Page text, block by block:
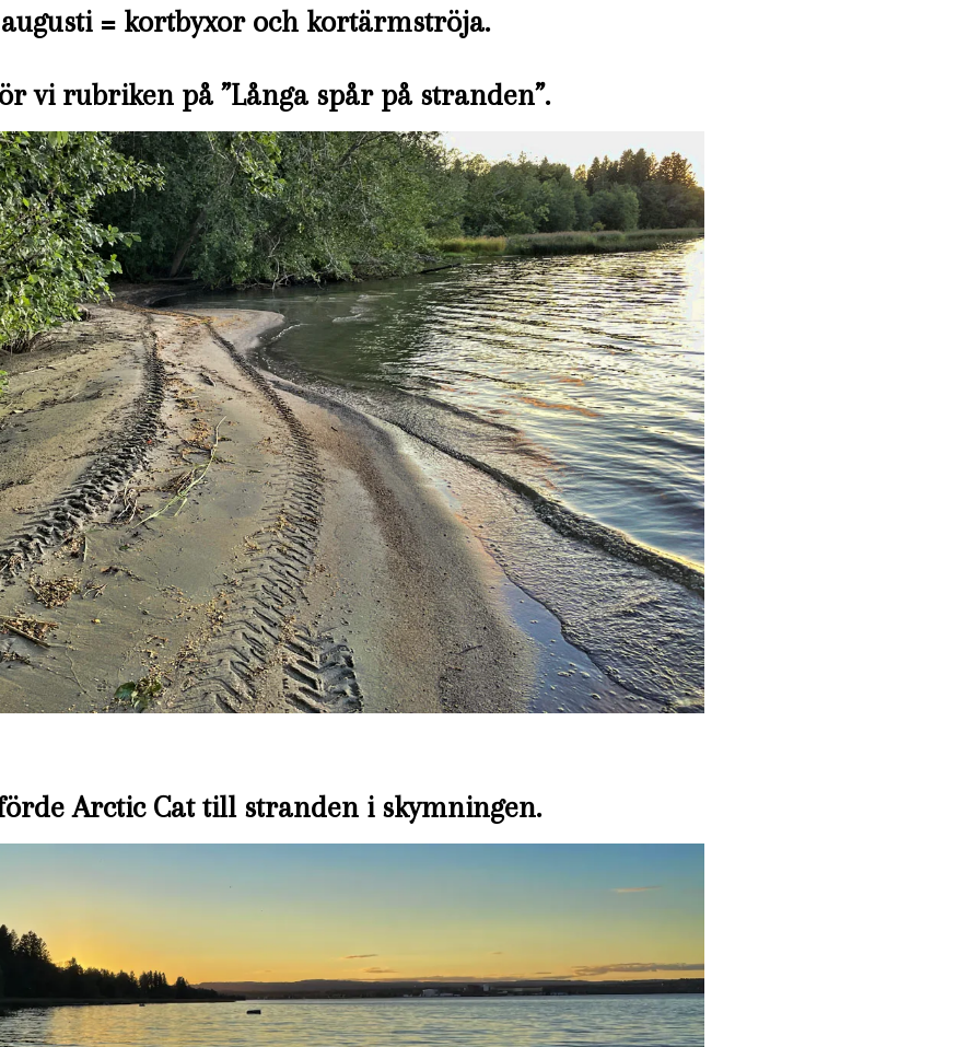
augusti = kortbyxor och kortärmströja.
vi rubriken på ”Långa spår på stranden”.
Arctic Cat till stranden i skymningen.